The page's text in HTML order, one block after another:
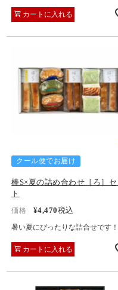
カートに入れる
クール便でお届け
棒S×夏の詰め合わせ［ろ］セ
ト
価格 ¥4,470税込
暑い夏にぴったりな詰合せです！
カートに入れる